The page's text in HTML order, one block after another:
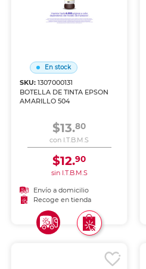
En stock
SKU:1307000131
BOTELLA DE TINTA EPSON
AMARILLO 504
$13.80
con I.T.B.M.S
$12.90
sin I.T.B.M.S
Envío a domicilio
Recoge en tienda